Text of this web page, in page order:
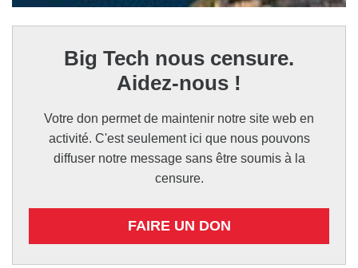
Big Tech nous censure.
Aidez-nous !
Votre don permet de maintenir notre site web en
activité. C'est seulement ici que nous pouvons
diffuser notre message sans être soumis à la
censure.
FAIRE UN DON